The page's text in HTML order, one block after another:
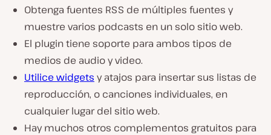
Obtenga fuentes RSS de múltiples fuentes y
muestre varios podcasts en un solo sitio web.
El plugin tiene soporte para ambos tipos de
medios de audio y video.
Utilice widgets y atajos para insertar sus listas de
reproducción, o canciones individuales, en
cualquier lugar del sitio web.
Hay muchos otros complementos gratuitos para